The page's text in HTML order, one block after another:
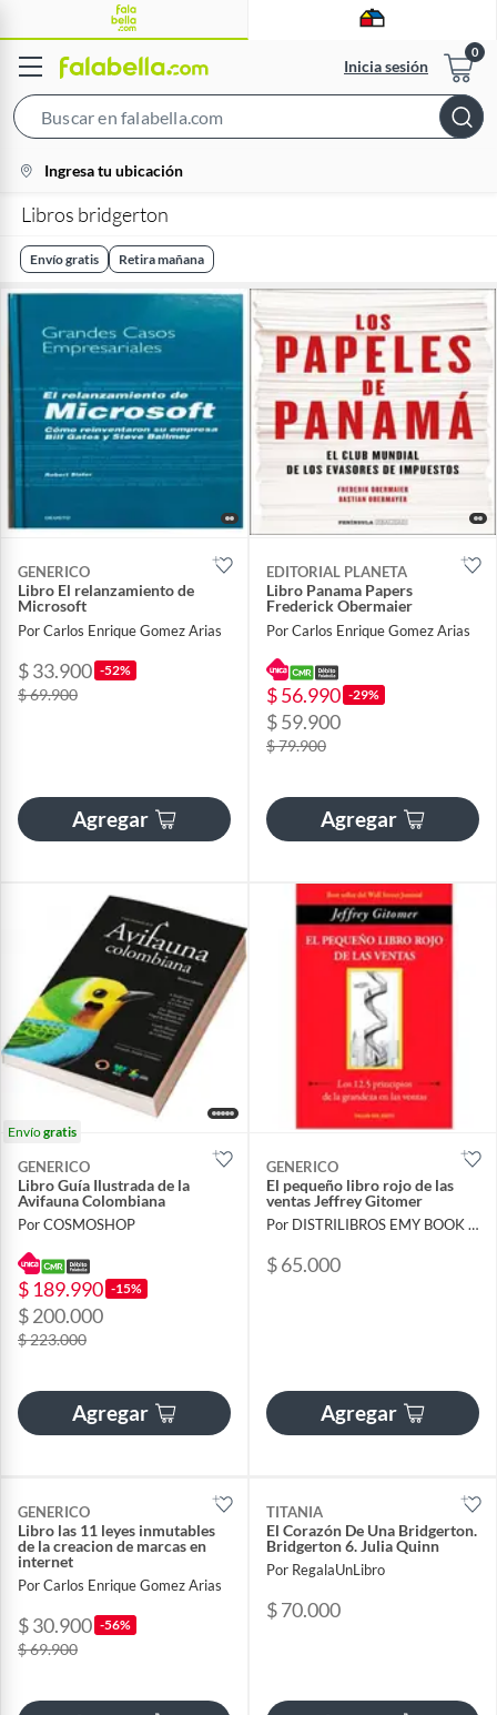
Inicia sesión
Bar
location-
icon
Ingresa tu ubicación
Libros bridgerton
Envío gratis Retira mañana
GENERICO
Libro El relanzamiento de
Microsoft
Por Carlos Enrique Gomez Arias
$ 33.900 -52%
$ 69.900
Agregar
EDITORIAL PLANETA
Libro Panama Papers
Frederick Obermaier
Por Carlos Enrique Gomez Arias
$ 56.990 -29%
$ 59.900
$ 79.900
Agregar
Envíogratis
GENERICO
Libro Guía Ilustrada de la
Avifauna Colombiana
Por COSMOSHOP
$ 189.990 -15%
$ 200.000
$ 223.000
Agregar
GENERICO
El pequeño libro rojo de las
ventas Jeffrey Gitomer
Por DISTRILIBROS EMY BOOK SAS
$ 65.000
Agregar
GENERICO
Libro las 11 leyes inmutables
de la creacion de marcas en
internet
Por Carlos Enrique Gomez Arias
$ 30.900 -56%
$ 69.900
TITANIA
El Corazón De Una Bridgerton.
Bridgerton 6. Julia Quinn
Por RegalaUnLibro
$ 70.000